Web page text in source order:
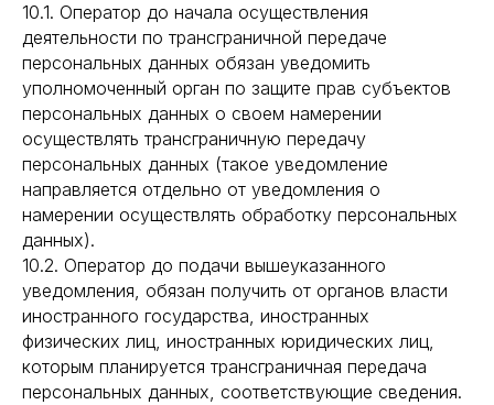
10.1. Оператор до начала осуществления
деятельности по трансграничной передаче
персональных данных обязан уведомить
уполномоченный орган по защите прав субъектов
персональных данных о своем намерении
осуществлять трансграничную передачу
персональных данных (такое уведомление
направляется отдельно от уведомления о
намерении осуществлять обработку персональных
данных).
10.2. Оператор до подачи вышеуказанного
уведомления, обязан получить от органов власти
иностранного государства, иностранных
физических лиц, иностранных юридических лиц,
которым планируется трансграничная передача
персональных данных, соответствующие сведения.